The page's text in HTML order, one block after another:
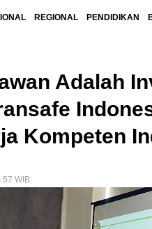
REGIONAL PENDIDIKAN
Adalah
Kompeten
WIB